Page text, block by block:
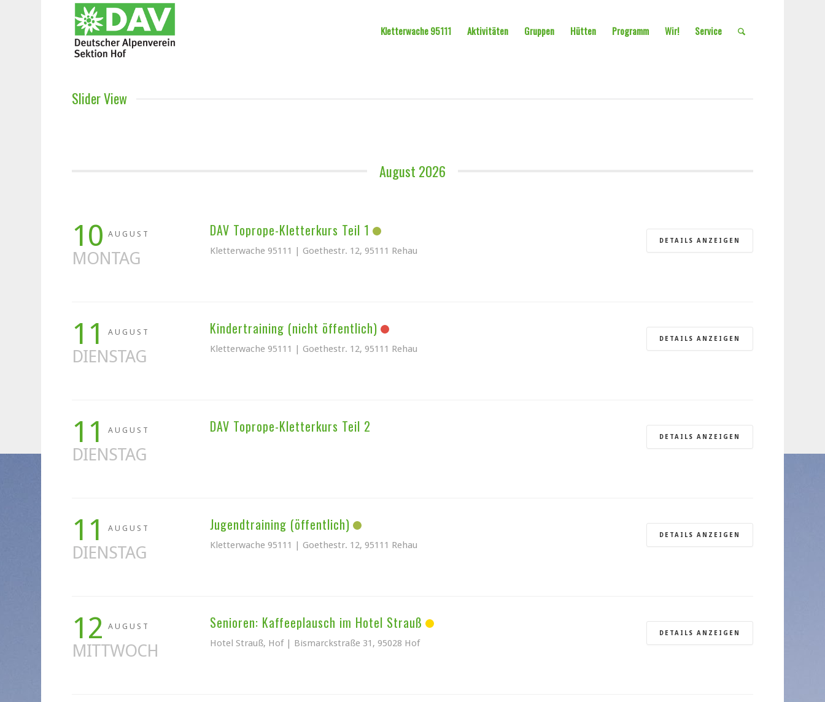
Kletterwache 95111 Aktivitäten Gruppen Hütten Programm Wir! Service
Slider View
August 2026
10 AUGUST
MONTAG
DAV Toprope-Kletterkurs Teil 1
Kletterwache 95111 | Goethestr. 12, 95111 Rehau
DETAILS ANZEIGEN
11 AUGUST
DIENSTAG
Kindertraining (nicht öffentlich)
Kletterwache 95111 | Goethestr. 12, 95111 Rehau
DETAILS ANZEIGEN
11 AUGUST
DIENSTAG
DAV Toprope-Kletterkurs Teil 2
DETAILS ANZEIGEN
11 AUGUST
DIENSTAG
Jugendtraining (öffentlich)
Kletterwache 95111 | Goethestr. 12, 95111 Rehau
DETAILS ANZEIGEN
12 AUGUST
MITTWOCH
Senioren: Kaffeeplausch im Hotel Strauß
Hotel Strauß, Hof | Bismarckstraße 31, 95028 Hof
DETAILS ANZEIGEN